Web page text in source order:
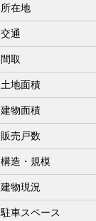
所在地
交通
間取
土地面積
建物面積
販売戸数
構造・規模
建物現況
駐車スペース